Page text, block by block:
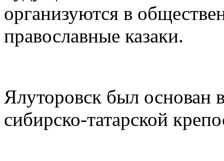
организуются в
православные казаки.
Ялуторовск был основан
сибирско-татарской